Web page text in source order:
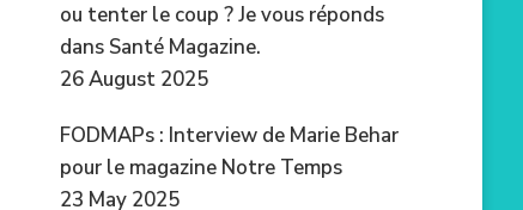
ou tenter le coup ? Je vous réponds
dans Santé Magazine.
26 August 2025
FODMAPs : Interview de Marie Behar
pour le magazine Notre Temps
23 May 2025